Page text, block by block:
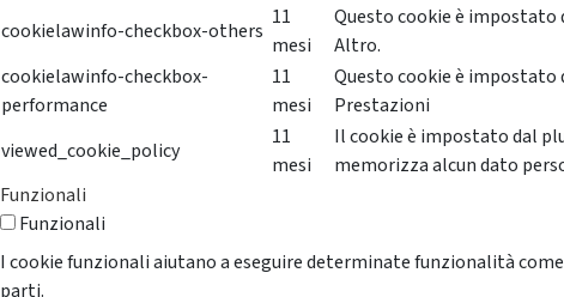
cookielawinfo-checkbox-others
11
mesi
Questo cookie è impostato
Altro.
cookielawinfo-checkbox-
performance
11
mesi
Questo cookie è impostato
Prestazioni
viewed_cookie_policy
11
mesi
Il cookie è impostato dal
memorizza alcun dato
Funzionali
Funzionali
I cookie funzionali aiutano a eseguire determinate funzionalità
parti.